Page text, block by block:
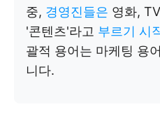
중, 경영진들은 영화,
'콘텐츠'라고 부르기 시
괄적 용어는 마케팅 용
니다.